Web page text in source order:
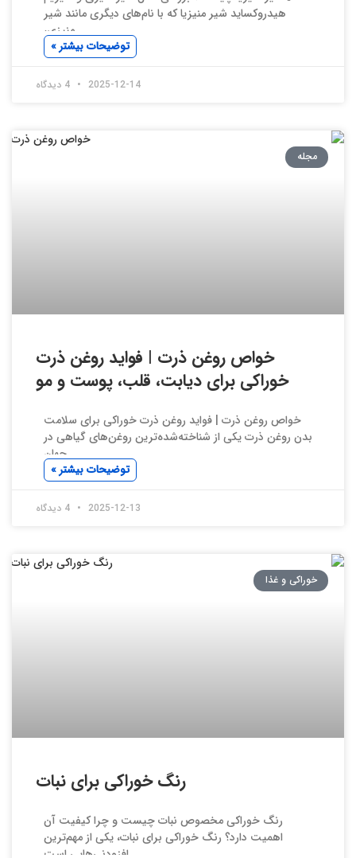
هیدروکساید شیر منیزیا که با نام‌های دیگری مانند شیر
منیزی،
توضیحات بیشتر »
2025-12-14
مجله
خواص روغن ذرت | فواید روغن ذرت
خوراکی برای دیابت، قلب، پوست و مو
خواص روغن ذرت | فواید روغن ذرت خوراکی برای سلامت
بدن روغن ذرت یکی از شناخته‌شده‌ترین روغن‌های گیاهی در
جهان
توضیحات بیشتر »
2025-12-13
خوراکی و غذا
رنگ خوراکی برای نبات
رنگ خوراکی مخصوص نبات چیست و چرا کیفیت آن
اهمیت دارد؟ رنگ خوراکی برای نبات، یکی از مهم‌ترین
افزودنی‌هایی است